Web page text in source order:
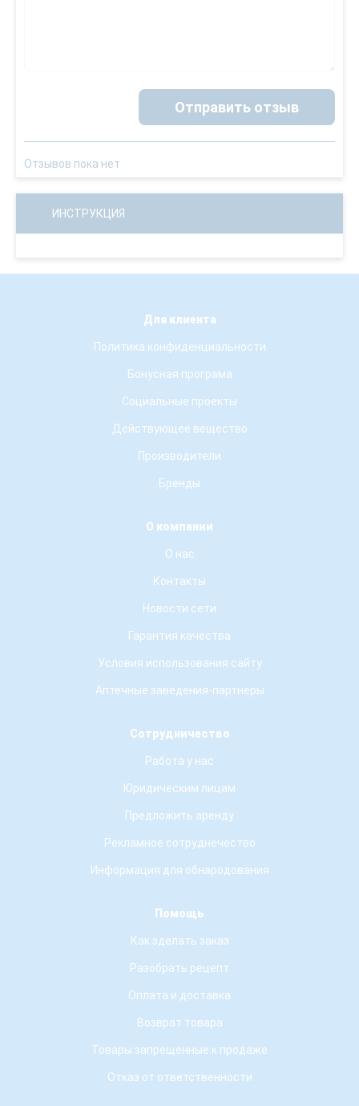
Отправить отзыв
Отзывов пока нет
ИНСТРУКЦИЯ
Для клиента
Политика конфиденциальности
Бонусная програма
Социальные проекты
Действующее вещество
Производители
Бренды
О компании
О нас
Контакты
Новости сети
Гарантия качества
Условия использования сайту
Аптечные заведения-партнеры
Сотрудничество
Работа у нас
Юридическим лицам
Предложить аренду
Рекламное сотруднечество
Информация для обнародования
Помощь
Как зделать заказ
Разобрать рецепт
Оплата и доставка
Возврат товара
Товары запрещенные к продаже
Отказ от ответственности